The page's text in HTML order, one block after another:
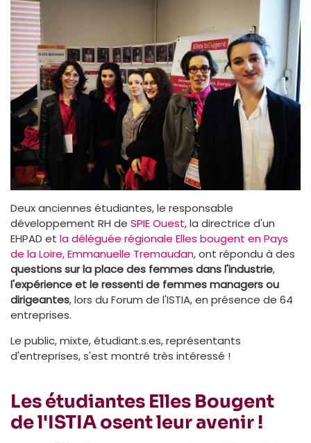
Deux anciennes étudiantes, le responsable
développement RH de SPIE Ouest, la directrice d'un
EHPAD et la déléguée régionale Elles bougent en Pays
de la Loire, Emmanuelle Tremaudan, ont répondu à des
questions sur la place des femmes dans l'industrie,
l'expérience et le ressenti de femmes managers ou
dirigeantes, lors du Forum de l'ISTIA, en présence de 64
entreprises.
Le public, mixte, étudiant.s.es, représentants
d'entreprises, s'est montré très intéressé !
Les étudiantes Elles Bougent
de l'ISTIA osent leur avenir !